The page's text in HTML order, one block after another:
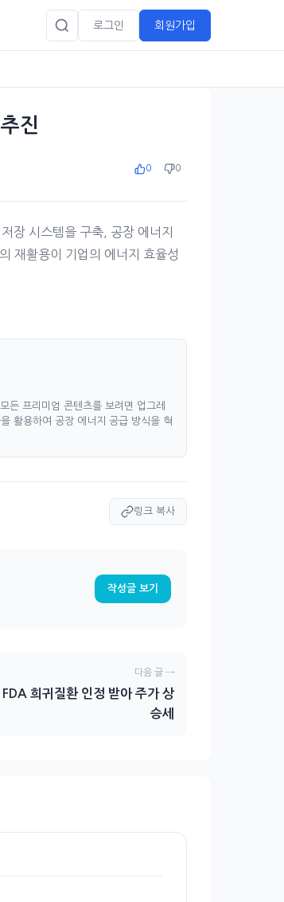
로그인 회원가입
진
0 0
장 시스템을 구축, 공장 에너지
재활용이 기업의 에너지 효율성
든 프리미엄 콘텐츠를 보려면 업그레
활용하여 공장 에너지 공급 방식을 혁
링크 복사
작성글 보기
다음 글 →
희귀질환 인정 받아 주가 상
승세